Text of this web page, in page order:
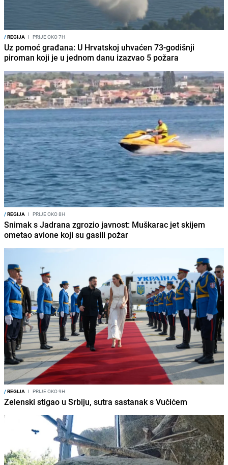
/REGIJA I PRIJE OKO 7H
Uz pomoć građana: U Hrvatskoj uhvaćen 73-godišnji
piroman koji je u jednom danu izazvao 5 požara
/REGIJA I PRIJE OKO 8H
Snimak s Jadrana zgrozio javnost: Muškarac jet skijem
ometao avione koji su gasili požar
/REGIJA I PRIJE OKO 9H
Zelenski stigao u Srbiju, sutra sastanak s Vučićem